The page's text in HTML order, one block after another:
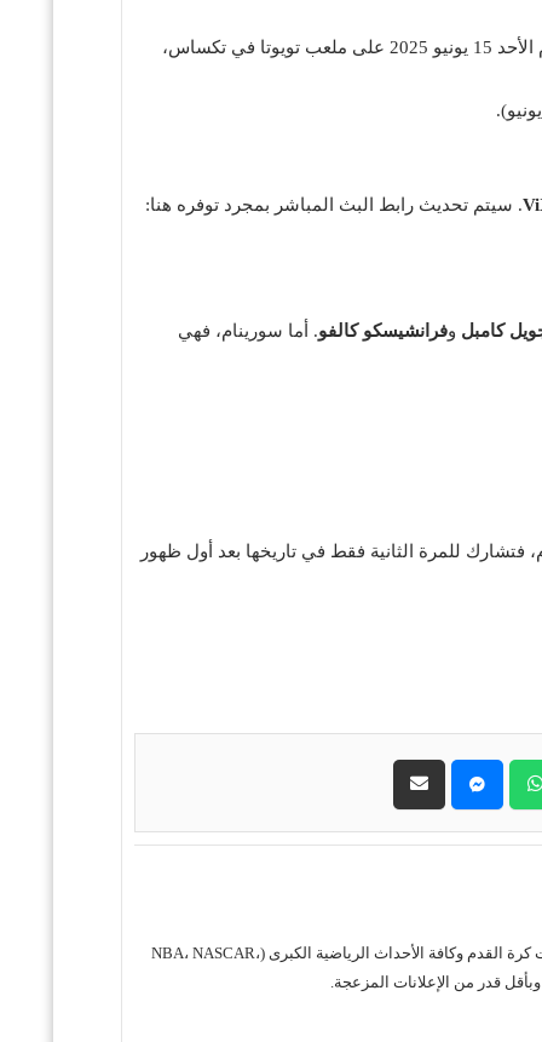
يواجه منتخب كوستاريكا نظيره منتخب سورينام ضمن منافسات المجموعة C في بطولة كأس الكونكاكاف الذهبية 2025، وذلك يوم الأحد 15 يونيو 2025 على ملعب تويوتا في تكساس،
. سيتم تحديث رابط البث المباشر بمجرد توفره هنا:
كامبل وفرانشيسكو كالفو. أما سورينام، فهي
البطولة. أما سورينام، فتشارك للمرة الثانية فقط في تاريخها بعد أول ظهور
حول موقع "مباريات ستور بث مباشر" موقع مباريات ستور هو منصة رياضية متكاملة متخصصة في تقديم خدمة البث المباشر لمباريات كرة القدم وكافة الأحداث الرياضية الكبرى (NBA، NASCAR،